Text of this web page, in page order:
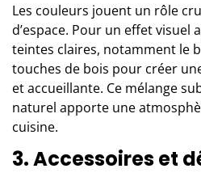
Les couleurs jouent un rôle
d’espace. Pour un effet visuel
teintes claires, notamment le
touches de bois pour créer
et accueillante. Ce mélange
naturel apporte une
cuisine.
3. Accessoires et